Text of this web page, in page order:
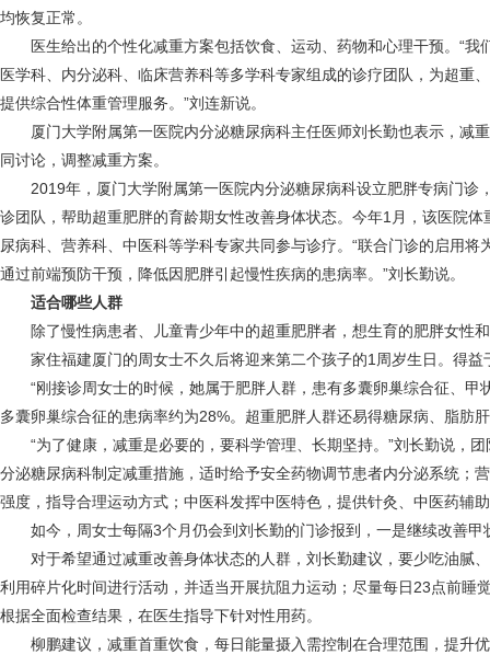
均恢复正常。
医生给出的个性化减重方案包括饮食、运动、药物和心理干预。“我
医学科、内分泌科、临床营养科等多学科专家组成的诊疗团队，为超重
提供综合性体重管理服务。”刘连新说。
厦门大学附属第一医院内分泌糖尿病科主任医师刘长勤也表示，减
同讨论，调整减重方案。
2019年，厦门大学附属第一医院内分泌糖尿病科设立肥胖专病门诊
诊团队，帮助超重肥胖的育龄期女性改善身体状态。今年1月，该医院
尿病科、营养科、中医科等学科专家共同参与诊疗。“联合门诊的启用
通过前端预防干预，降低因肥胖引起慢性疾病的患病率。”刘长勤说。
适合哪些人群
除了慢性病患者、儿童青少年中的超重肥胖者，想生育的肥胖女性
家住福建厦门的周女士不久后将迎来第二个孩子的1周岁生日。得益
“刚接诊周女士的时候，她属于肥胖人群，患有多囊卵巢综合征、甲
多囊卵巢综合征的患病率约为28%。超重肥胖人群还易得糖尿病、脂肪
“为了健康，减重是必要的，要科学管理、长期坚持。”刘长勤说，
分泌糖尿病科制定减重措施，适时给予安全药物调节患者内分泌系统；
强度，指导合理运动方式；中医科发挥中医特色，提供针灸、中医药
如今，周女士每隔3个月仍会到刘长勤的门诊报到，一是继续改善甲
对于希望通过减重改善身体状态的人群，刘长勤建议，要少吃油腻
利用碎片化时间进行活动，并适当开展抗阻力运动；尽量每日23点前
根据全面检查结果，在医生指导下针对性用药。
柳鹏建议，减重首重饮食，每日能量摄入需控制在合理范围，提升